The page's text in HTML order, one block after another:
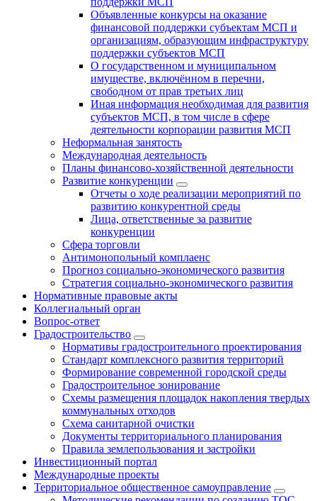
Объявленные конкурсы на оказание
финансовой поддержки субъектам МСП и
организациям, образующим инфраструктуру
поддержки субъектов МСП
О государственном и муниципальном
имуществе, включённом в перечни,
свободном от прав третьих лиц
Иная информация необходимая для развития
субъектов МСП, в том числе в сфере
деятельности корпорации развития МСП
Неформальная занятость
Международная деятельность
Планы финансово-хозяйственной деятельности
Развитие конкуренции
Отчеты о ходе реализации мероприятий по
развитию конкурентной среды
Лица, ответственные за развитие
конкуренции
Сфера торговли
Антимонопольный комплаенс
Прогноз социально-экономического развития
Стратегия социально-экономического развития
Нормативные правовые акты
Коллегиальный орган
Вопрос-ответ
Градостроительство
Нормативы градостроительного проектирования
Стандарт комплексного развития территорий
Формирование современной городской среды
Градостроительное зонирование
Схемы размещения площадок накопления твердых
коммунальных отходов
Схема санитарной очистки
Документы территориального планирования
Правила землепользования и застройки
Инвестиционный портал
Международные проекты
Территориальное общественное самоуправление